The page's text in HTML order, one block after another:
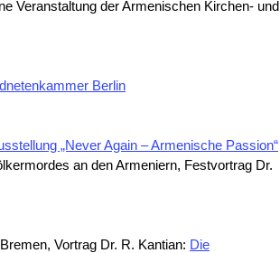
Veranstaltung der Armenischen Kirchen- und
Berlin
„Never Again – Armenische Passion“
an den Armeniern, Festvortrag Dr.
Vortrag Dr. R. Kantian: Die